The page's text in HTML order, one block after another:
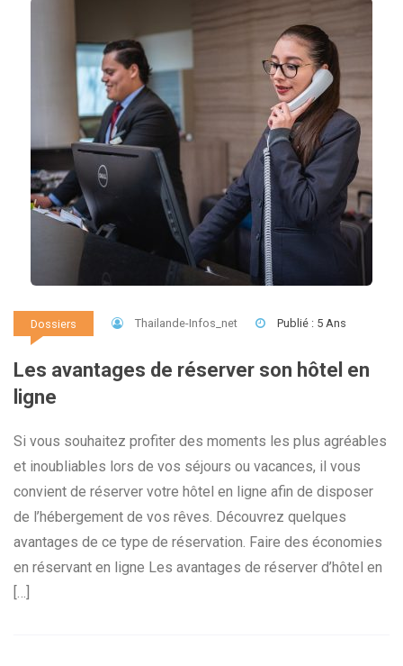
Dossiers Thailande-Infos_net Publié : 5 Ans
Les avantages de réserver son hôtel en
ligne
Si vous souhaitez profiter des moments les plus agréables
et inoubliables lors de vos séjours ou vacances, il vous
convient de réserver votre hôtel en ligne afin de disposer
de l’hébergement de vos rêves. Découvrez quelques
avantages de ce type de réservation. Faire des économies
en réservant en ligne Les avantages de réserver d’hôtel en
[…]